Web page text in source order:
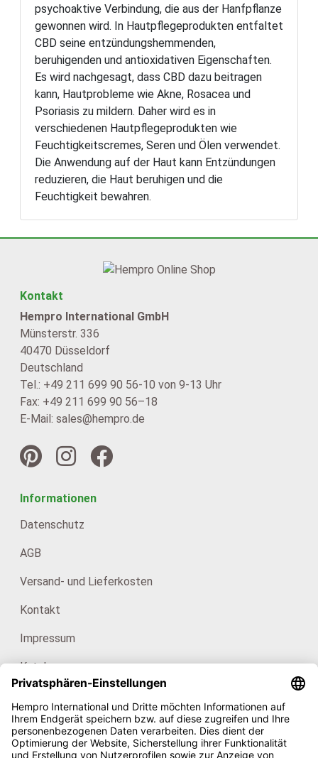
psychoaktive Verbindung, die aus der Hanfpflanze
gewonnen wird. In Hautpflegeprodukten entfaltet
CBD seine entzündungshemmenden,
beruhigenden und antioxidativen Eigenschaften.
Es wird nachgesagt, dass CBD dazu beitragen
kann, Hautprobleme wie Akne, Rosacea und
Psoriasis zu mildern. Daher wird es in
verschiedenen Hautpflegeprodukten wie
Feuchtigkeitscremes, Seren und Ölen verwendet.
Die Anwendung auf der Haut kann Entzündungen
reduzieren, die Haut beruhigen und die
Feuchtigkeit bewahren.
Kontakt
Hempro International GmbH
Münsterstr. 336
40470 Düsseldorf
Deutschland
Tel.: +49 211 699 90 56-10 von 9-13 Uhr
Fax: +49 211 699 90 56–18
E-Mail: sales@hempro.de
Informationen
Datenschutz
AGB
Versand- und Lieferkosten
Kontakt
Impressum
Kataloge
Unsere Zertifikate